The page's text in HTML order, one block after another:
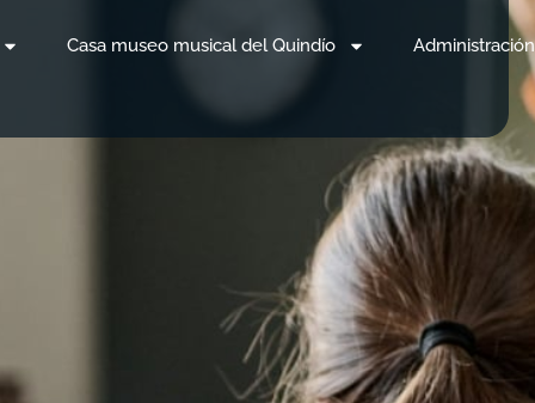
Casa museo musical del Quindío